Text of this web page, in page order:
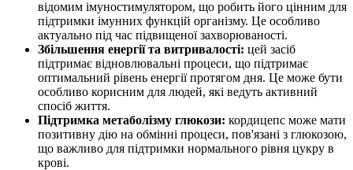
відомим імуностимулятором, що робить його цінним для
підтримки імунних функцій організму. Це особливо
актуально під час підвищеної захворюваності.
Збільшення енергії та витривалості: цей засіб
підтримає відновлювальні процеси, що підтримає
оптимальний рівень енергії протягом дня. Це може бути
особливо корисним для людей, які ведуть активний
спосіб життя.
Підтримка метаболізму глюкози: кордицепс може мати
позитивну дію на обмінні процеси, пов'язані з глюкозою,
що важливо для підтримки нормального рівня цукру в
крові.